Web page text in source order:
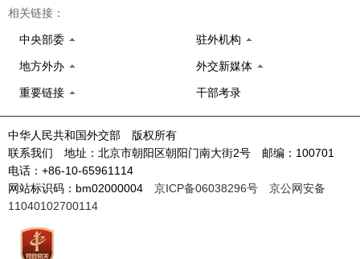
相关链接：
中央部委 驻外机构
地方外办 外交新媒体
重要链接 干部考录
中华人民共和国外交部 版权所有
联系我们 地址：北京市朝阳区朝阳门南大街2号 邮编：100701
电话：+86-10-65961114
网站标识码：bm02000004 京ICP备06038296号
京公网安备
11040102700114